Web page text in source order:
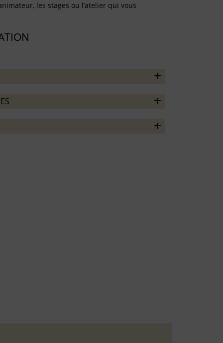
les stages ou l’atelier qui vous